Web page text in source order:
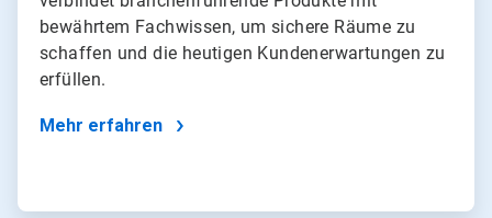
bewährtem Fachwissen, um sichere Räume zu
schaffen und die heutigen Kundenerwartungen zu
erfüllen.
Mehr erfahren